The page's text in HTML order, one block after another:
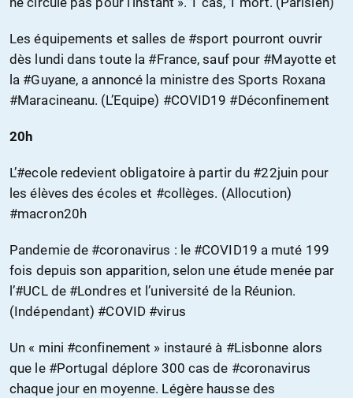
Les équipements et salles de #sport pourront ouvrir
dès lundi dans toute la #France, sauf pour #Mayotte et
la #Guyane, a annoncé la ministre des Sports Roxana
#Maracineanu. (L’Equipe) #COVID19 #Déconfinement
20h
L’#ecole redevient obligatoire à partir du #22juin pour
les élèves des écoles et #collèges. (Allocution)
#macron20h
Pandemie de #coronavirus : le #COVID19 a muté 199
fois depuis son apparition, selon une étude menée par
l’#UCL de #Londres et l’université de la Réunion.
(Indépendant) #COVID #virus
Un « mini #confinement » instauré à #Lisbonne alors
que le #Portugal déplore 300 cas de #coronavirus
chaque jour en moyenne. Légère hausse des